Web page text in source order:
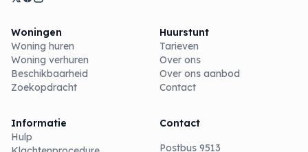
Woningen
Woning huren
Woning verhuren
Beschikbaarheid
Zoekopdracht
Huurstunt
Tarieven
Over ons
Over ons aanbod
Contact
Informatie
Hulp
Contact
Postbus 9513